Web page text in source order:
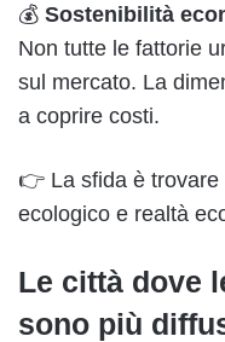
💰 Sostenibilità
Non tutte le fattorie
sul mercato. La
a coprire costi.
👉 La sfida è
ecologico e realtà
Le città dove
sono più